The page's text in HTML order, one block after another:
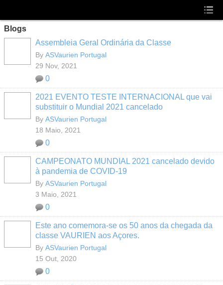
Blogs
Assembleia Geral Ordinária da Classe
By ASVaurien Portugal
29 Nov, 2021
0
2021 EVENTO TESTE INTERNACIONAL que vai
substituir o Mundial 2021 cancelado
By ASVaurien Portugal
18 Maio, 2021
0
CAMPEONATO MUNDIAL 2021 cancelado devido
à pandemia de COVID-19
By ASVaurien Portugal
3 Maio, 2021
0
Este ano comemora-se os 50 anos da chegada da
classe VAURIEN aos Açores.
By ASVaurien Portugal
15 Out, 2020
0